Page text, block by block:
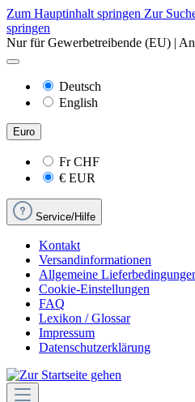
Zum Hauptinhalt springen Zur
springen
Nur für Gewerbetreibende (EU) |
Deutsch
English
Euro
FrCHF
€ EUR
Service/Hilfe
Kontakt
Versandinformationen
Allgemeine
Cookie-Einstellungen
FAQ
Lexikon / Glossar
Impressum
Datenschutzerklärung